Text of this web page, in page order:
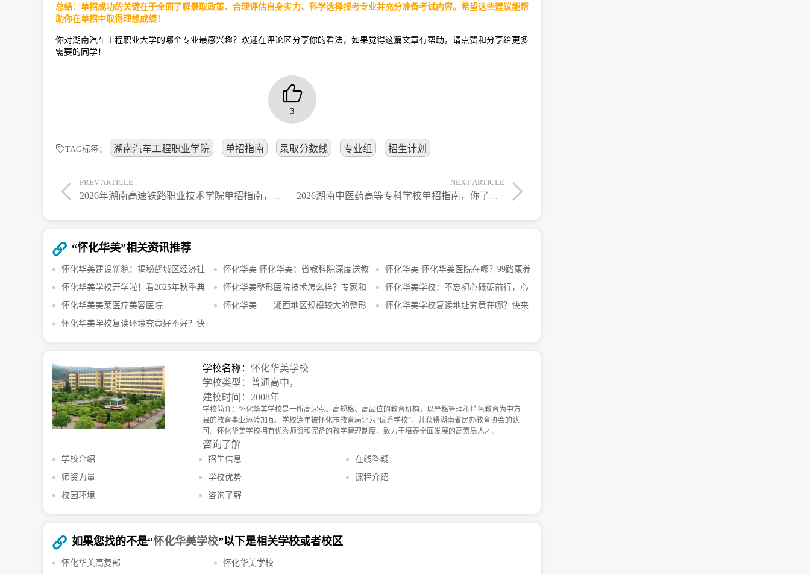
总结：单招成功的关键在于全面了解录取政策、合理评估自身实力、科学选择报考专业并充分准备考试内容。希望这些建议能帮
助你在单招中取得理想成绩！
你对湖南汽车工程职业大学的哪个专业最感兴趣？欢迎在评论区分享你的看法，如果觉得这篇文章有帮助，请点赞和分享给更多
需要的同学！
3
TAG标签： 湖南汽车工程职业学院 单招指南 录取分数线 专业组 招生计划
PREV ARTICLE
2026年湖南高速铁路职业技术学院单招指南，你知道多少？
NEXT ARTICLE
2026湖南中医药高等专科学校单招指南，你了解多少？
“怀化华美”相关资讯推荐
怀化华美建设新貌：揭秘鹤城区经济社
会发展亮点与成就
怀化华美 怀化华美：省教科院深度送教
送研，助力中方县教育发展
怀化华美 怀化华美医院在哪？99路康养
专线直达，就医出行更便捷
怀化华美学校开学啦！看2025年秋季典
礼暨教师节表彰有啥亮点
怀化华美整形医院技术怎么样？专家和
项目详细介绍
怀化华美学校：不忘初心砥砺前行，心
怀公益回报社会
怀化华美美莱医疗美容医院
怀化华美——湘西地区规模较大的整形
怀化华美学校复读地址究竟在哪？快来
怀化华美学校复读环境究竟好不好？快
来一探究竟
学校名称：怀化华美学校
学校类型：普通高中，
建校时间：2008年
学校简介：怀化华美学校是一所高起点、高规格、高品位的教育机构，以严格管理和特色教育为中方
县的教育事业添砖加瓦。学校连年被怀化市教育局评为“优秀学校”，并获得湖南省民办教育协会的认
可。怀化华美学校拥有优秀师资和完备的教学管理制度，致力于培养全面发展的高素质人才。
咨询了解
学校介绍 招生信息
在线答疑
师资力量
学校优势
课程介绍
校园环境
咨询了解
如果您找的不是“怀化华美学校”以下是相关学校或者校区
怀化华美高复部 怀化华美学校